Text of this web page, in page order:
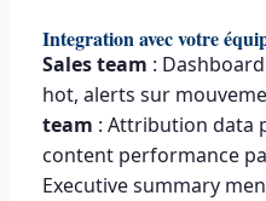
Integration avec votre
Sales team :
hot, alerts sur
team : Attribution data
content performance
Executive summary